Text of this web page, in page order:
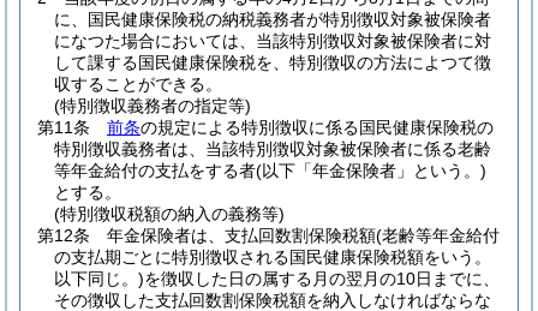
に、国民健康保険税の納税義務者が特別徴収対象被保険者
になつた場合においては、当該特別徴収対象被保険者に対
して課する国民健康保険税を、特別徴収の方法によつて徴
収することができる。
(特別徴収義務者の指定等)
第11条
前条の規定による特別徴収に係る国民健康保険税の
特別徴収義務者は、当該特別徴収対象被保険者に係る老齢
等年金給付の支払をする者(以下「年金保険者」という。)
とする。
(特別徴収税額の納入の義務等)
第12条
年金保険者は、支払回数割保険税額(老齢等年金給付
の支払期ごとに特別徴収される国民健康保険税額をいう。
以下同じ。)を徴収した日の属する月の翌月の10日までに、
その徴収した支払回数割保険税額を納入しなければならな